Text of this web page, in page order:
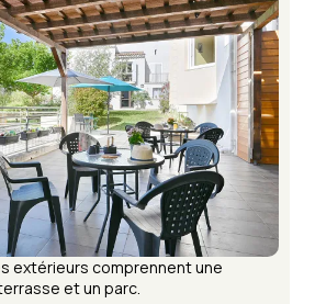
extérieurs comprennent une
et un parc.